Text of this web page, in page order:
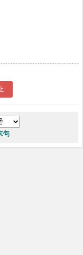
句